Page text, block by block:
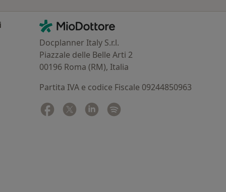
Contatti
MioDottore - Homepage
Docplanner Italy S.r.l.
Piazzale delle Belle Arti 2
00196 Roma (RM), Italia
Partita IVA e codice Fiscale 09244850963
Facebook
si apre in una nuova scheda
Twitter
si apre in una nuova scheda
Linkedin
si apre in una nuova scheda